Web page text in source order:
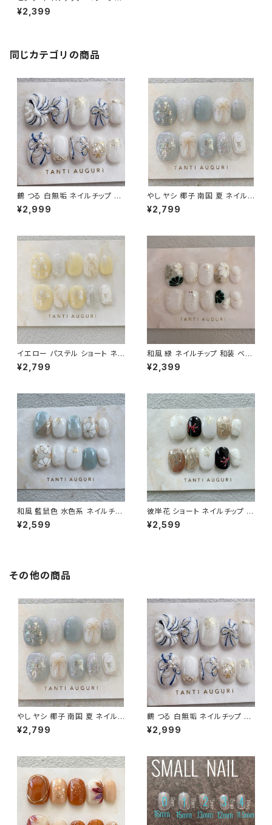
ート 茶色 結婚式 お呼ばれ 成
人式 振袖 10代 20代 高校生
¥2,399
同じカテゴリの商品
鶴 つる 白無垢 ネイルチップ 成
人式 色打掛 前撮り 和装 和柄
付け爪 手書き ホワイト 豪華 上
¥2,999
やし ヤシ 椰子 南国 夏 ネイルチ
ップ くすみブルー アイス 乳白色
サマー 旅行 大人 20代 30代 4
¥2,799
イエロー パステル ショート ネイ
ルチップ 付け爪 檸檬 ゴールド
金 ニュアンス 20代 30代 40代
¥2,799
和風 緑 ネイルチップ 和装 ベリ
ーショート 着物用 乳白色 短め
小さめ 和柄 前撮り 和服用 成
¥2,399
和風 藍鼠色 水色系 ネイルチッ
プ ベリーショート 青系 和装 着
物 成人式 前撮り 和柄 和服 通
¥2,599
彼岸花 ショート ネイルチップ デ
ザイン ヒガンバナ ひがんばな
短め 情熱 お彼岸 付け爪 春 秋
¥2,599
その他の商品
やし ヤシ 椰子 南国 夏 ネイルチ
ップ くすみブルー アイス 乳白色
サマー 旅行 大人 20代 30代 4
¥2,799
鶴 つる 白無垢 ネイルチップ 成
人式 色打掛 前撮り 和装 和柄
付け爪 手書き ホワイト 豪華 上
¥2,999